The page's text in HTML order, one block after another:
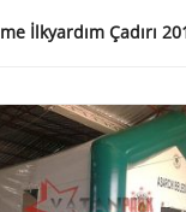
İlkyardım Çadırı